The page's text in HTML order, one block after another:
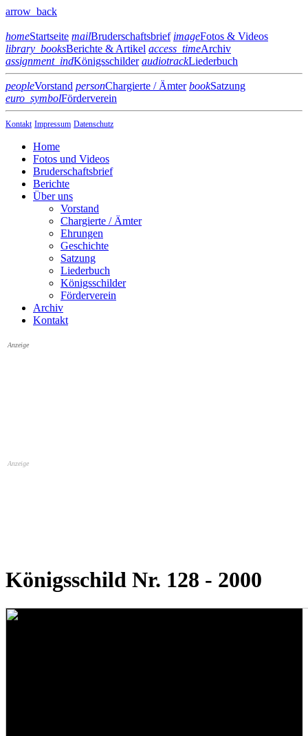
arrow_back
homeStartseite mailBruderschaftsbrief imageFotos & Videos
library_booksBerichte & Artikel access_timeArchiv
assignment_indKönigsschilder audiotrackLiederbuch
peopleVorstand personChargierte / Ämter bookSatzung
euro_symbolFörderverein
Kontakt Impressum Datenschutz
Home
Fotos und Videos
Bruderschaftsbrief
Berichte
Über uns
Vorstand
Chargierte / Ämter
Ehrungen
Geschichte
Satzung
Liederbuch
Königsschilder
Förderverein
Archiv
Kontakt
Anzeige
Anzeige
Königsschild Nr. 128 - 2000